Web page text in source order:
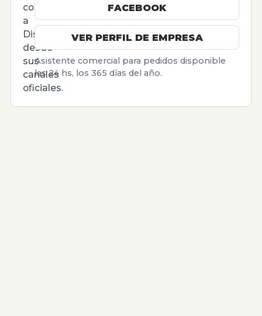
contactá
a
Disproal
desde
sus
canales
oficiales.
FACEBOOK
VER PERFIL DE EMPRESA
Asistente comercial para pedidos disponible
las 24 hs, los 365 días del año.